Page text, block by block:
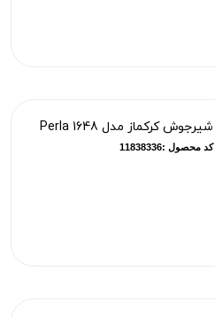
شیرجوش کرکماز مدل Perla 1648
کد محصول :11838336